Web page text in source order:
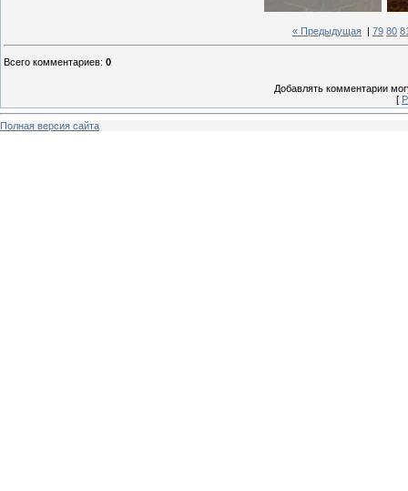
« Предыдущая 79 80
Всего комментариев: 0
Добавлять комментарии
[
Полная версия сайта